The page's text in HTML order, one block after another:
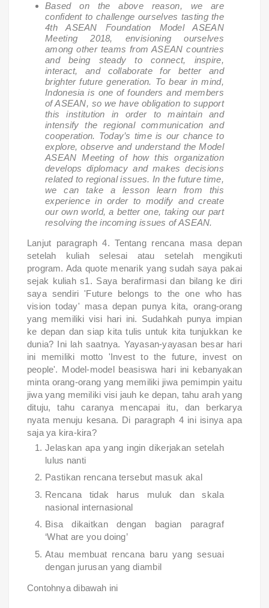
Based on the above reason, we are
confident to challenge ourselves tasting the
4th ASEAN Foundation Model ASEAN
Meeting 2018, envisioning ourselves
among other teams from ASEAN countries
and being steady to connect, inspire,
interact, and collaborate for better and
brighter future generation. To bear in mind,
Indonesia is one of founders and members
of ASEAN, so we have obligation to support
this institution in order to maintain and
intensify the regional communication and
cooperation. Today’s time is our chance to
explore, observe and understand the Model
ASEAN Meeting of how this organization
develops diplomacy and makes decisions
related to regional issues. In the future time,
we can take a lesson learn from this
experience in order to modify and create
our own world, a better one, taking our part
resolving the incoming issues of ASEAN.
Lanjut paragraph 4. Tentang rencana masa depan
setelah kuliah selesai atau setelah mengikuti
program. Ada quote menarik yang sudah saya pakai
sejak kuliah s1. Saya berafirmasi dan bilang ke diri
saya sendiri 'Future belongs to the one who has
vision today' masa depan punya kita, orang-orang
yang memiliki visi hari ini. Sudahkah punya impian
ke depan dan siap kita tulis untuk kita tunjukkan ke
dunia? Ini lah saatnya. Yayasan-yayasan besar hari
ini memiliki motto 'Invest to the future, invest on
people'. Model-model beasiswa hari ini kebanyakan
minta orang-orang yang memiliki jiwa pemimpin yaitu
jiwa yang memiliki visi jauh ke depan, tahu arah yang
dituju, tahu caranya mencapai itu, dan berkarya
nyata menuju kesana. Di paragraph 4 ini isinya apa
saja ya kira-kira?
Jelaskan apa yang ingin dikerjakan setelah
lulus nanti
Pastikan rencana tersebut masuk akal
Rencana tidak harus muluk dan skala
nasional internasional
Bisa dikaitkan dengan bagian paragraf
‘What are you doing’
Atau membuat rencana baru yang sesuai
dengan jurusan yang diambil
Contohnya dibawah ini